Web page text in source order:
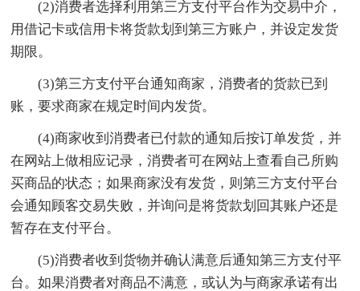
(2)消费者选择利用第三方支付平台作为交易中介，
用借记卡或信用卡将货款划到第三方账户，并设定发货
期限。
(3)第三方支付平台通知商家，消费者的货款已到
账，要求商家在规定时间内发货。
(4)商家收到消费者已付款的通知后按订单发货，并
在网站上做相应记录，消费者可在网站上查看自己所购
买商品的状态；如果商家没有发货，则第三方支付平台
会通知顾客交易失败，并询问是将货款划回其账户还是
暂存在支付平台。
(5)消费者收到货物并确认满意后通知第三方支付平
台。如果消费者对商品不满意，或认为与商家承诺有出